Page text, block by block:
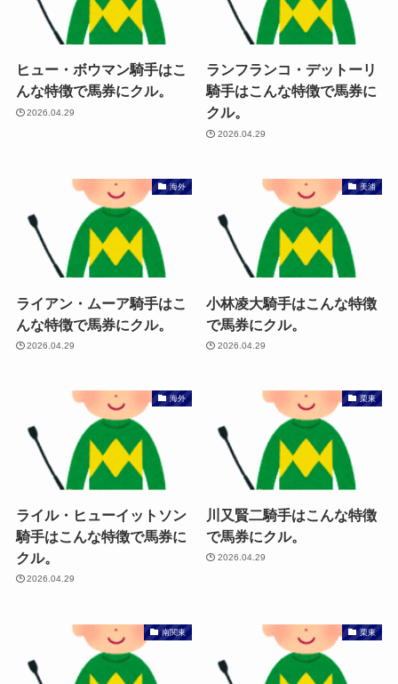
ヒュー・ボウマン騎手はこ
んな特徴で馬券にクル。
2026.04.29
ランフランコ・デットーリ
騎手はこんな特徴で馬券に
クル。
2026.04.29
海外
ライアン・ムーア騎手はこ
んな特徴で馬券にクル。
2026.04.29
美浦
小林凌大騎手はこんな特徴
で馬券にクル。
2026.04.29
海外
ライル・ヒューイットソン
騎手はこんな特徴で馬券に
クル。
2026.04.29
栗東
川又賢二騎手はこんな特徴
で馬券にクル。
2026.04.29
南関東 栗東